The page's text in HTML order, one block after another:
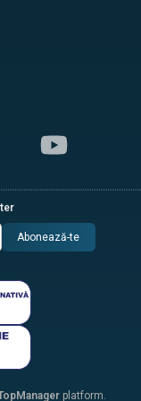
Abonează-te
platform.